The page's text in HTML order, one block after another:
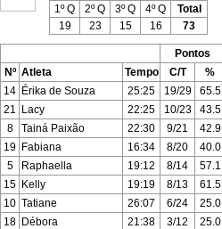
1º Q
2º Q 3º Q 4º Q
Total
19
23 15 16 73
Pontos
Nº Atleta Tempo C/T %
14 Érika de Souza 25:25 19/29 65.5
21
Lacy 22:25 10/23 43.5
8
Tainá Paixão 22:30 9/21 42.9
19 Fabiana 16:34 8/20 40.0
5
Raphaella 19:12 8/14 57.1
15 Kelly 19:19 8/13 61.5
10 Tatiane 26:07 6/24 25.0
18 Débora 21:38 3/12 25.0